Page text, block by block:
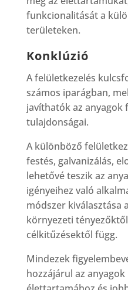
funkcionalitását a
területeken.
Konklúzió
A felületkezelés
számos iparágban,
javíthatók az anyagok
tulajdonságai.
A különböző
festés, galvanizálás,
lehetővé teszik az
igényeihez való
módszer kiválasztása
környezeti
célkitűzésektől függ.
Mindezek
hozzájárul az anyagok